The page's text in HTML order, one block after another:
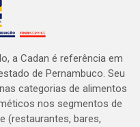
a Cadan é referência em
de Pernambuco. Seu
categorias de alimentos
nos segmentos de
(restaurantes, bares,